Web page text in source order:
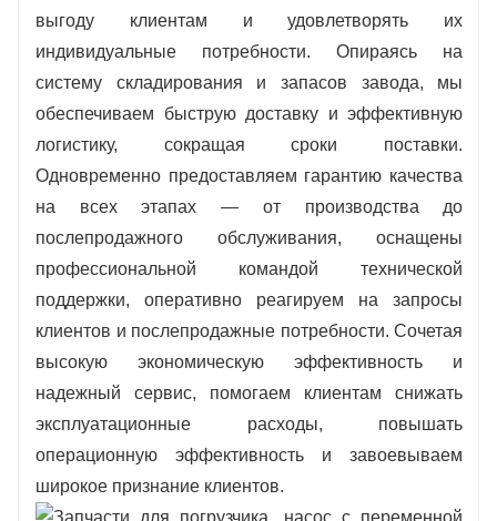
выгоду клиентам и удовлетворять их
индивидуальные потребности. Опираясь на
систему складирования и запасов завода, мы
обеспечиваем быструю доставку и эффективную
логистику, сокращая сроки поставки.
Одновременно предоставляем гарантию качества
на всех этапах — от производства до
послепродажного обслуживания, оснащены
профессиональной командой технической
поддержки, оперативно реагируем на запросы
клиентов и послепродажные потребности. Сочетая
высокую экономическую эффективность и
надежный сервис, помогаем клиентам снижать
эксплуатационные расходы, повышать
операционную эффективность и завоевываем
широкое признание клиентов.